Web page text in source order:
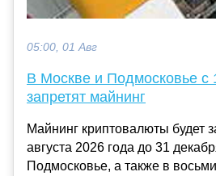
05:00, 01 Авг
В Москве и Подмосковье с
запретят майнинг
Майнинг криптовалюты будет
августа 2026 года до 31
Подмосковье, а также в